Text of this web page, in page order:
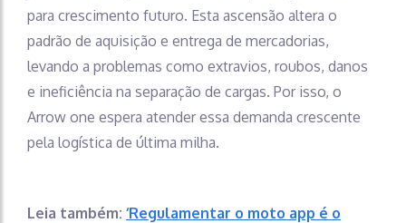
para crescimento futuro. Esta ascensão altera o
padrão de aquisição e entrega de mercadorias,
levando a problemas como extravios, roubos, danos
e ineficiência na separação de cargas. Por isso, o
Arrow one espera atender essa demanda crescente
pela logística de última milha.
Leia também: ‘Regulamentar o moto app é o